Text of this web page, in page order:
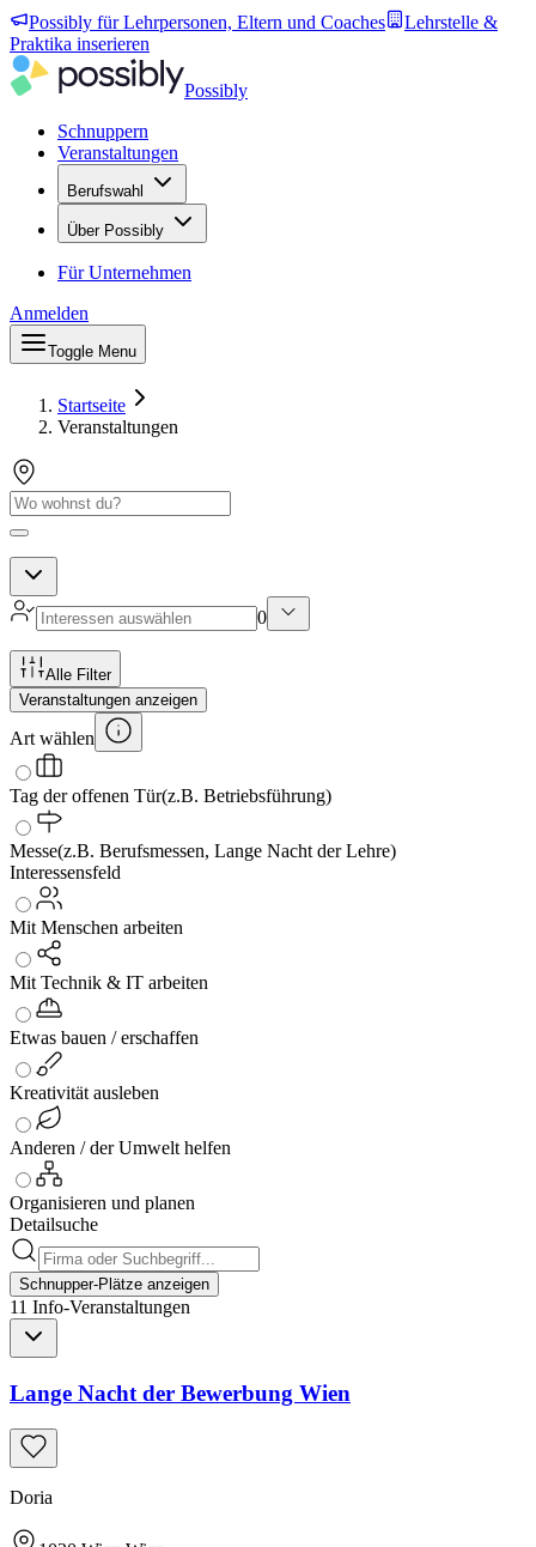
Possibly für Lehrpersonen, Eltern und Coaches
Lehrstelle &
Praktika inserieren
Possibly
Schnuppern
Veranstaltungen
Berufswahl
Über Possibly
Für Unternehmen
Anmelden
Toggle Menu
Startseite
Veranstaltungen
0
Alle Filter
Veranstaltungen anzeigen
Art wählen
Tag der offenen Tür(z.B. Betriebsführung)
Messe(z.B. Berufsmessen, Lange Nacht der Lehre)
Interessensfeld
Mit Menschen arbeiten
Mit Technik & IT arbeiten
Etwas bauen / erschaffen
Kreativität ausleben
Anderen / der Umwelt helfen
Organisieren und planen
Detailsuche
Schnupper-Plätze anzeigen
11 Info-Veranstaltungen
Lange Nacht der Bewerbung Wien
Doria